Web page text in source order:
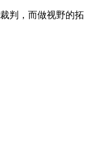
判，而做视野的拓